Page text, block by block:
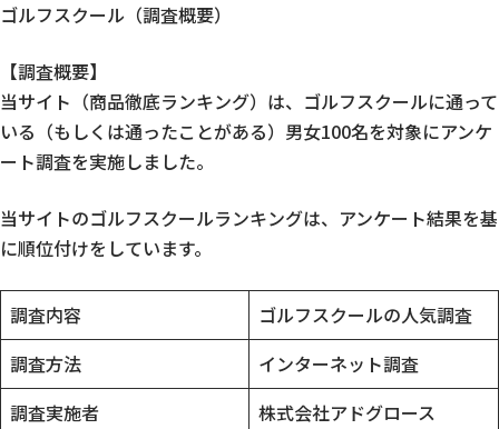
ゴルフスクール（調査概要）
【調査概要】
当サイト（商品徹底ランキング）は、ゴルフスクールに通って
いる（もしくは通ったことがある）男女100名を対象にアンケ
ート調査を実施しました。
当サイトのゴルフスクールランキングは、アンケート結果を基
に順位付けをしています。
調査内容
ゴルフスクールの人気調査
調査方法
インターネット調査
調査実施者
株式会社アドグロース